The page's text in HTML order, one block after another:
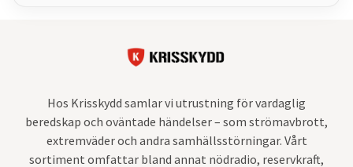
Hos Krisskydd samlar vi utrustning för vardaglig
beredskap och oväntade händelser – som strömavbrott,
extremväder och andra samhällsstörningar. Vårt
sortiment omfattar bland annat nödradio, reservkraft,